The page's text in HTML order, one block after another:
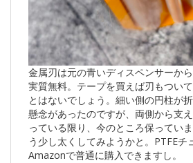
金属刃は元の青いディスペンサーか
実質無料。テープを買えば刃もつい
とはないでしょう。細い側の円柱が
懸念があったのですが、両側から支
っている限り、今のところ保ってい
う少し太くしてみようかと。PTFEチ
Amazonで普通に購入できますし。